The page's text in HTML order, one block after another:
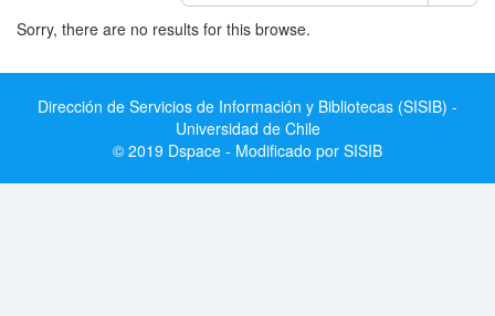
Sorry, there are no results for this browse.
Dirección de Servicios de Información y Bibliotecas (SISIB) -
Universidad de Chile
© 2019 Dspace - Modificado por SISIB